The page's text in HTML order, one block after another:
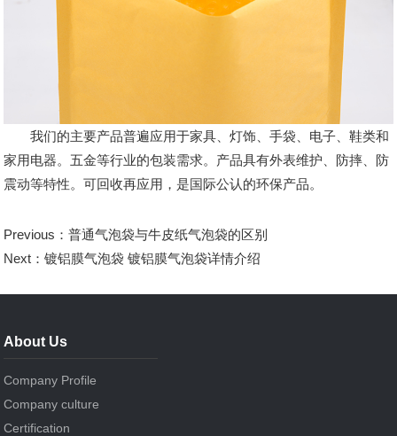
我们的主要产品普遍应用于家具、灯饰、手袋、电子、鞋类和
家用电器。五金等行业的包装需求。产品具有外表维护、防摔、防
震动等特性。可回收再应用，是国际公认的环保产品。
Previous：普通气泡袋与牛皮纸气泡袋的区别
Next：镀铝膜气泡袋 镀铝膜气泡袋详情介绍
About Us
Company Profile
Company culture
Certification